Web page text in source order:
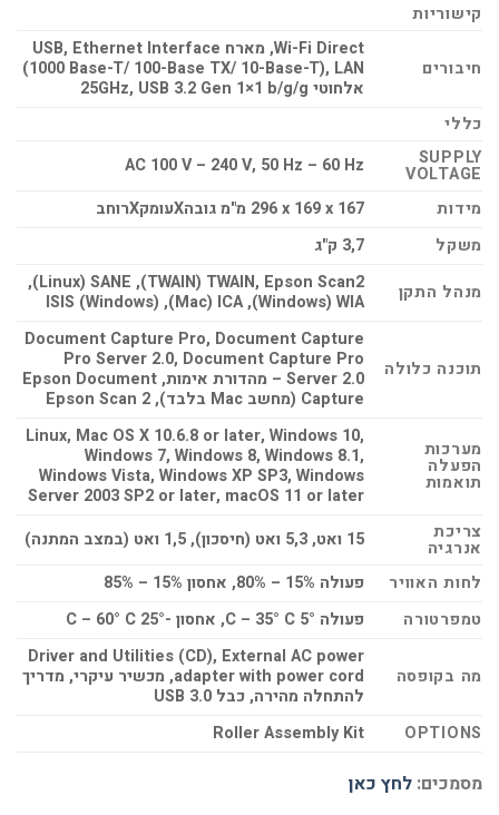
קישוריות
חיבורים
Wi-Fi Direct, מארח USB, Ethernet Interface
(1000 Base-T/ 100-Base TX/ 10-Base-T), LAN
אלחוטי b/g/g ‏25GHz, USB 3.2 Gen 1×1
כללי
SUPPLY
VOLTAGE
AC 100 V – 240 V, 50 Hz – 60 Hz
מידות
296‎ x 169 x 167 מ"מ גובהXעומקXרוחב
משקל
3,7 ק"ג
מנהל התקן
TWAIN, Epson Scan2 ‏(TWAIN), SANE ‏(Linux),
WIA ‏(Windows), ICA ‏(Mac), ISIS (Windows)
תוכנה כלולה
Document Capture Pro, Document Capture
Pro Server 2.0, Document Capture Pro
Server 2.0 – מהדורת אימות, Epson Document
Capture (מחשב Mac בלבד), Epson Scan 2
מערכות
הפעלה
תואמות
Linux, Mac OS X 10.6.8 or later, Windows 10,
Windows 7, Windows 8, Windows 8.1,
Windows Vista, Windows XP SP3, Windows
Server 2003 SP2 or later, macOS 11 or later
צריכת
אנרגיה
15 ואט, 5,3 ואט (חיסכון), 1,5 ואט (במצב המתנה)
לחות האוויר
פעולה 15% – 80%, אחסון 15% – 85%
טמפרטורה
פעולה 5° C – 35° C, אחסון -25° C – 60° C
מה בקופסה
Driver and Utilities (CD), External AC power
adapter with power cord, מכשיר עיקרי, מדריך
להתחלה מהירה, כבל USB 3.0
OPTIONS
Roller Assembly Kit
מסמכים:לחץ כאן